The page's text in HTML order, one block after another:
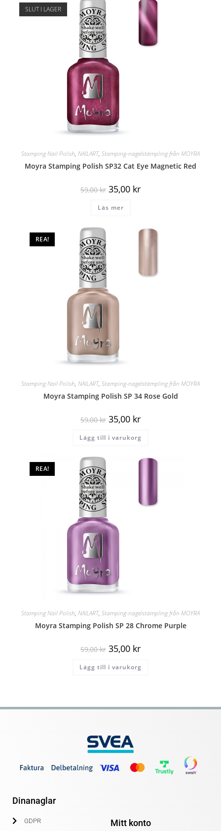
SLUT I LAGER
Stamping Nail Polish, NAILART, Stamping-nagelstämpling från MOYRA
Moyra Stamping Polish SP32 Cat Eye Magnetic Red
59,00kr 35,00 kr
Läs mer
REA!
Stamping Nail Polish, NAILART, Stamping-nagelstämpling från MOYRA
Moyra Stamping Polish SP 34 Rose Gold
59,00kr 35,00 kr
Lägg till i varukorg
REA!
Stamping Nail Polish, NAILART, Stamping-nagelstämpling från MOYRA
Moyra Stamping Polish SP 28 Chrome Purple
59,00kr 35,00 kr
Lägg till i varukorg
Dinanaglar
GDPR
Mitt konto